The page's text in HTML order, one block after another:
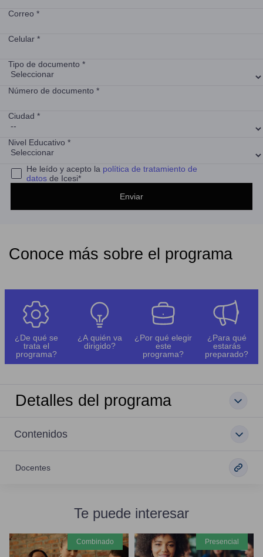
Correo *
Celular *
Tipo de documento *
Número de documento *
Ciudad *
Nivel Educativo *
He leído y acepto la política de tratamiento de
datosde Icesi*
Conoce más sobre el programa
¿De qué se
trata el
programa?
¿A quién va
dirigido?
¿Por qué elegir
este
programa?
¿Para qué
estarás
preparado?
Detalles del programa
Contenidos
Docentes
Te puede interesar
combinado presencial